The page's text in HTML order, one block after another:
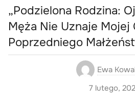
„Podzielona Rodzina:
Męża Nie Uznaje Mojej
Poprzedniego
Ewa
7 lutego,